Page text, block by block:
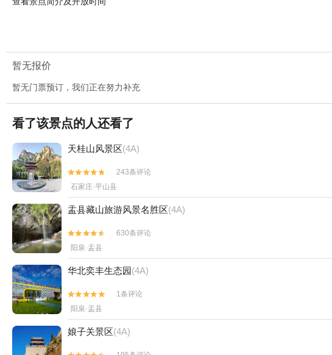
暂无报价
暂无门票预订，我们正在努力补充
看了该景点的人还看了
天桂山风景区(4A)


243条评论
石家庄·平山县
盂县藏山旅游风景名胜区(4A)


630条评论
阳泉·盂县
华北奕丰生态园(4A)


1条评论
阳泉·盂县
娘子关景区(4A)